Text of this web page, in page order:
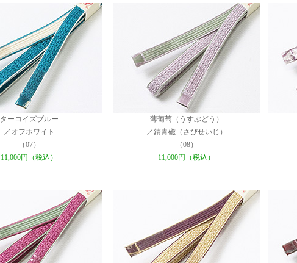
ターコイズブルー
／オフホワイト
（07）
11,000円（税込）
薄葡萄（うすぶどう）
／錆青磁（さびせいじ）
（08）
11,000円（税込）